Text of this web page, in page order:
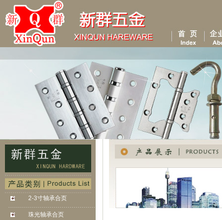
2-3寸轴承合页
. . . . . . . . . . . . . . . . . . . . . . . . . . . . . . . . . . . . . . . . . . . . . . .
珠光轴承合页